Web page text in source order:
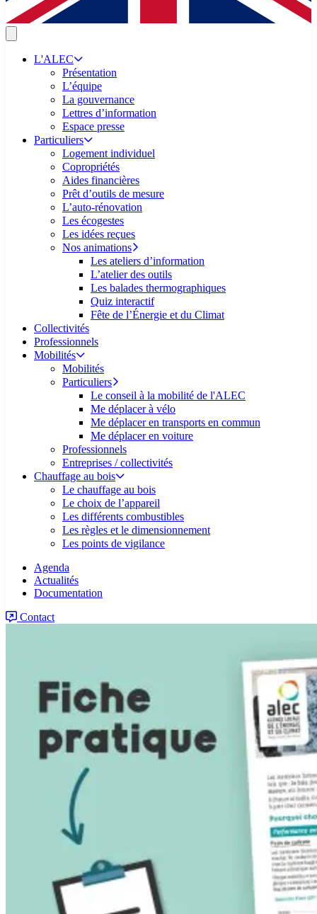
L'ALEC
Présentation
L’équipe
La gouvernance
Lettres d’information
Espace presse
Particuliers
Logement individuel
Copropriétés
Aides financières
Prêt d’outils de mesure
L’auto-rénovation
Les écogestes
Les idées reçues
Nos animations
Les ateliers d’information
L’atelier des outils
Les balades thermographiques
Quiz interactif
Fête de l’Énergie et du Climat
Collectivités
Professionnels
Mobilités
Mobilités
Particuliers
Le conseil à la mobilité de l'ALEC
Me déplacer à vélo
Me déplacer en transports en commun
Me déplacer en voiture
Professionnels
Entreprises / collectivités
Chauffage au bois
Le chauffage au bois
Le choix de l’appareil
Les différents combustibles
Les règles et le dimensionnement
Les points de vigilance
Agenda
Actualités
Documentation
Contact